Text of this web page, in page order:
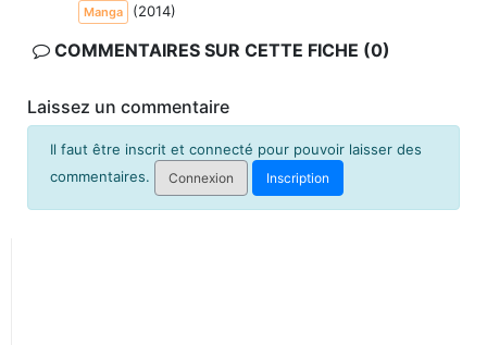
Manga (2014)
COMMENTAIRES SUR CETTE FICHE (0)
Laissez un commentaire
Il faut être inscrit et connecté pour pouvoir laisser des
commentaires.
Connexion Inscription